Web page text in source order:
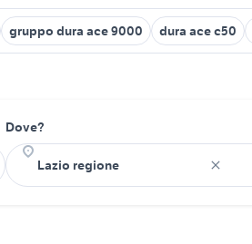
gruppo dura ace 9000 dura ace c50
Dove?